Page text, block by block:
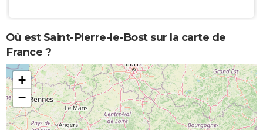
Où est Saint-Pierre-le-Bost sur la carte de
France ?
+
−